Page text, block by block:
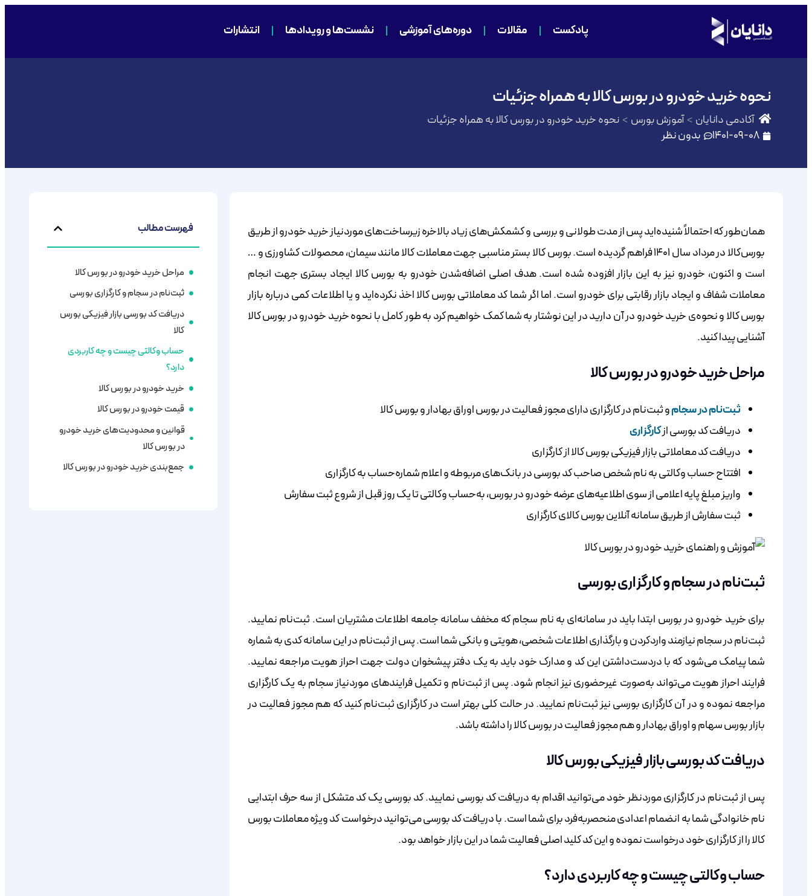
پادکست مقالات دوره‌های آموزشی نشست‌ها و رویدادها انتشارات
نحوه خرید خودرو در بورس کالا به همراه جزئیات
آکادمی دانایان آموزش بورس
نحوه خرید خودرو در بورس کالا به همراه جزئیات
1401-09-08
بدون نظر
همان‌طور که احتمالاً شنیده‌اید پس از مدت طولانی و بررسی و کشمکش‌های زیاد بالاخره زیرساخت‌های موردنیاز خرید خودرو از طریق
بورس‌‌‌‌‌‌‌‌‌‌‌‌‌‌‌‌‌‌‌‌‌‌‌‌‌‌‌‌‌‌‌‌‌‌‌‌‌‌‌‌‌‌‌‌‌‌‌‌‌‌‌‌‌کالا در مرداد سال ۱۴۰۱ فراهم گردیده است. بورس کالا بستر مناسبی جهت معاملات کالا مانند سیمان، محصولات کشاورزی و …
است و اکنون، خودرو نیز به این بازار افزوده شده است. هدف اصلی اضافه‌شدن خودرو به بورس کالا ایجاد بستری جهت انجام
معاملات شفاف و ایجاد بازار رقابتی برای خودرو است. اما اگر شما کد معاملاتی بورس کالا اخذ نکرده‌‌‌‌‌‌‌‌‌‌‌‌‌‌‌‌‌‌‌‌‌‌‌‌‌‌‌‌‌‌‌‌‌‌‌‌‌‌‌‌‌‌‌‌‌‌‌‌‌‌‌‌‌اید و یا اطلاعات کمی درباره بازار
بورس کالا و نحوه‌‌‌‌‌‌‌‌‌‌‌‌‌‌‌‌‌‌‌‌‌‌‌‌‌‌‌‌‌‌‌‌‌‌‌‌‌‌‌‌‌‌‌‌‌‌‌‌‌‌‌‌‌ی خرید خودرو در آن دارید در این نوشتار به شما کمک خواهیم کرد به طور کامل با نحوه خرید خودرو در بورس کالا
آشنایی پیدا کنید.
مراحل خرید خودرو در بورس کالا
ثبت‌نام در سجامو ثبت‌نام در کارگزاری دارای مجوز فعالیت در بورس اوراق بهادار و بورس کالا
دریافت کد بورسی ازکارگزاری
دریافت کد معاملاتی بازار فیزیکی بورس کالا از کارگزاری
افتتاح حساب وکالتی به نام شخص صاحب کد بورسی در بانک‌های مربوطه و اعلام شماره‌حساب به کارگزاری
واریز مبلغ پایه اعلامی از سوی اطلاعیه‌های عرضه خودرو در بورس، به‌حساب وکالتی تا یک روز قبل از شروع ثبت سفارش
ثبت سفارش از طریق سامانه آنلاین بورس کالای کارگزاری
ثبت‌نام در سجام و کارگزاری بورسی
برای خرید خودرو در بورس ابتدا باید در سامانه‌ای به نام سجام که مخفف سامانه جامعه اطلاعات مشتریان است. ثبت‌نام نمایید.
ثبت‌نام در سجام نیازمند واردکردن و بارگذاری اطلاعات شخصی، هویتی و بانکی شما است. پس از ثبت‌نام در این سامانه کدی به شماره
شما پیامک می‌شود که با دردست‌داشتن این کد و مدارک خود باید به یک دفتر پیشخوان دولت جهت احراز هویت مراجعه نمایید.
فرایند احراز هویت می‌تواند به‌صورت غیرحضوری نیز انجام شود. پس از ثبت‌نام و تکمیل فرایندهای موردنیاز سجام به یک کارگزاری
مراجعه نموده و در آن کارگزاری بورسی نیز ثبت‌نام نمایید. در حالت کلی بهتر است در کارگزاری ثبت‌نام کنید که هم مجوز فعالیت در
بازار بورس سهام و اوراق بهادار و هم مجوز فعالیت در بورس کالا را داشته باشد.
دریافت کد بورسی بازار فیزیکی بورس کالا
پس از ثبت‌نام در کارگزاری موردنظر خود می‌توانید اقدام به دریافت کد بورسی نمایید. کد بورسی یک کد متشکل از سه حرف ابتدایی
نام خانوادگی شما به انضمام اعدادی منحصربه‌فرد برای شما است. با دریافت کد بورسی می‌توانید درخواست کد ویژه معاملات بورس
کالا را از کارگزاری خود درخواست نموده و این کد کلید اصلی فعالیت شما در این بازار خواهد بود.
حساب وکالتی چیست و چه کاربردی دارد؟
فهرست مطالب
مراحل خرید خودرو در بورس کالا
ثبت‌نام در سجام و کارگزاری بورسی
دریافت کد بورسی بازار فیزیکی بورس
کالا
حساب وکالتی چیست و چه کاربردی
دارد؟
خرید خودرو در بورس کالا
قیمت خودرو در بورس کالا
قوانین و محدودیت‌های خرید خودرو
در بورس کالا
جمع‌بندی خرید خودرو در بورس کالا